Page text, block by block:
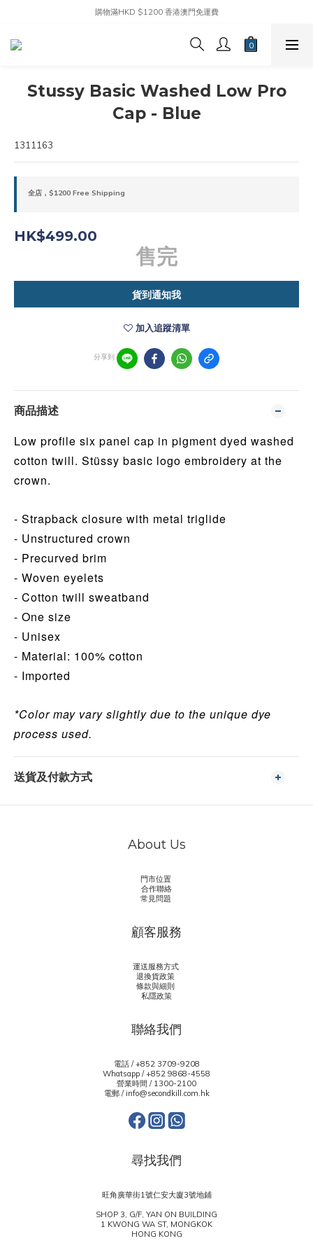
購物滿HKD $1200 香港澳門免運費
Stussy Basic Washed Low Pro
Cap - Blue
1311163
全店，$1200 Free Shipping
HK$499.00
售完
貨到通知我
加入追蹤清單
分享到
商品描述
Low profile six panel cap in pigment dyed washed
cotton twill. Stüssy basic logo embroidery at the
crown.
- Strapback closure with metal triglide
- Unstructured crown
- Precurved brim
- Woven eyelets
- Cotton twill sweatband
- One size
- Unisex
- Material: 100% cotton
- Imported
*Color may vary slightly due to the unique dye
process used.
送貨及付款方式
About Us
門市位置
合作聯絡
常見問題
顧客服務
運送服務方式
退換貨政策
條款與細則
私隱政策
聯絡我們
電話 / +852 3709-9208
Whatsapp /+852 9868-4558
營業時間 / 1300-2100
電郵 / info@secondkill.com.hk
尋找我們
旺角廣華街1號仁安大廈3號地鋪
SHOP 3, G/F, YAN ON BUILDING
1 KWONG WA ST, MONGKOK
HONG KONG